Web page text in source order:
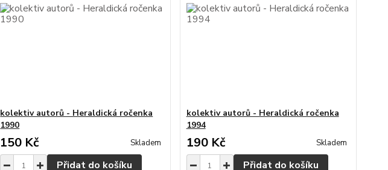
kolektiv autorů - Heraldická ročenka
1990
150 Kč Skladem
Přidat do košíku
kolektiv autorů - Heraldická ročenka
1994
190 Kč Skladem
Přidat do košíku